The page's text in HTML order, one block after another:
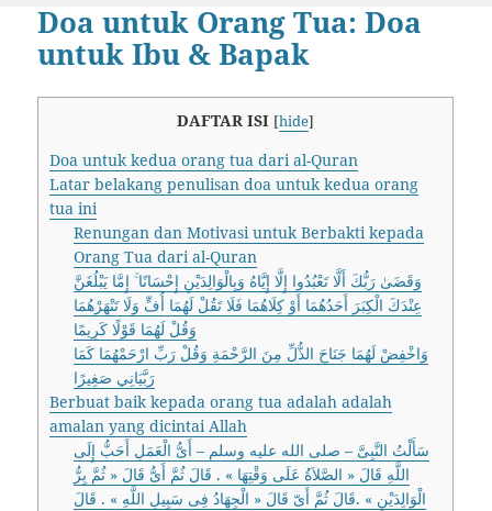
Doa untuk Orang Tua: Doa
untuk Ibu & Bapak
DAFTAR ISI [hide]
Doa untuk kedua orang tua dari al-Quran
Latar belakang penulisan doa untuk kedua orang
tua ini
Renungan dan Motivasi untuk Berbakti kepada
Orang Tua dari al-Quran
وَقَضَىٰ رَبُّكَ أَلَّا تَعْبُدُوا إِلَّا إِيَّاهُ وَبِالْوَالِدَيْنِ إِحْسَانًا ۚ إِمَّا يَبْلُغَنَّ
عِنْدَكَ الْكِبَرَ أَحَدُهُمَا أَوْ كِلَاهُمَا فَلَا تَقُلْ لَهُمَا أُفٍّ وَلَا تَنْهَرْهُمَا
وَقُلْ لَهُمَا قَوْلًا كَرِيمًا
وَاخْفِضْ لَهُمَا جَنَاحَ الذُّلِّ مِنَ الرَّحْمَةِ وَقُلْ رَبِّ ارْحَمْهُمَا كَمَا
رَبَّيَانِي صَغِيرًا
Berbuat baik kepada orang tua adalah adalah
amalan yang dicintai Allah
سَأَلْتُ النَّبِىَّ – صلى الله عليه وسلم – أَىُّ الْعَمَلِ أَحَبُّ إِلَى
اللَّهِ قَالَ « الصَّلاَةُ عَلَى وَقْتِهَا » . قَالَ ثُمَّ أَىُّ قَالَ « ثُمَّ بِرُّ
الْوَالِدَيْنِ » .قَالَ ثُمَّ أَىّ قَالَ « الْجِهَادُ فِى سَبِيلِ اللَّهِ » . قَالَ